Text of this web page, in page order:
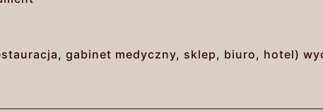
gabinet medyczny, sklep, biuro, hotel)